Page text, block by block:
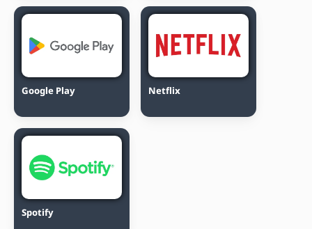
Google Play Netflix
Spotify